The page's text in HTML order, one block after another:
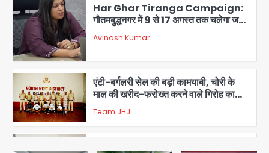
1
Har Ghar Tiranga Campaign:
गौतमबुद्धनगर में 9 से 17 अगस्त तक चलेगा जन-
जागरूकता महाअभियान, डीएम ने की समीक्षा
बैठक
Avinash Kumar
2
एंटी-बर्गलरी सेल की बड़ी कामयाबी, चोरी के
माल की खरीद-फरोख्त करने वाले गिरोह का
भंडाफोड़
Team JHJ